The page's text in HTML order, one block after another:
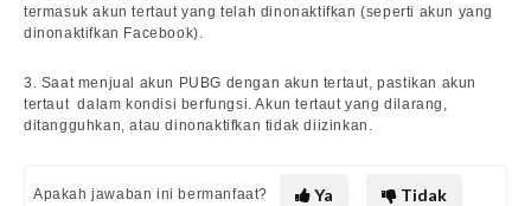
termasuk akun tertaut yang telah dinonaktifkan (seperti akun yang
dinonaktifkan Facebook).
3. Saat menjual akun PUBG dengan akun tertaut, pastikan akun
tertaut dalam kondisi berfungsi. Akun tertaut yang dilarang,
ditangguhkan, atau dinonaktifkan tidak diizinkan.
Apakah jawaban ini bermanfaat? Ya Tidak